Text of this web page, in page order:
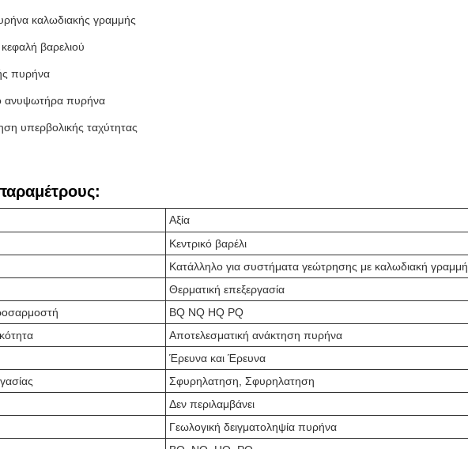
καλωδιακής γραμμής
κεφαλή βαρελιού
πυρήνα
ανυψωτήρα πυρήνα
υπερβολικής ταχύτητας
Αξία
Κεντρικό βαρέλι
Κατάλληλο για συστήματα γεώτρησης με καλωδιακή γραμμή
Θερματική επεξεργασία
BQ NQ HQ PQ
Αποτελεσματική ανάκτηση πυρήνα
Έρευνα και Έρευνα
Σφυρηλατηση, Σφυρηλατηση
Δεν περιλαμβάνει
Γεωλογική δειγματοληψία πυρήνα